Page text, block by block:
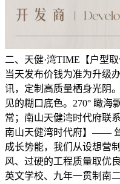
二、天健·湾TIME【户型
当天发布价钱为准为升级
讯，定制高质量栖身光阴
见的糊口底色。270° 瞰海
常；南山天健湾时代府联
南山天健湾时代府】——
成长势能，我们从设想营
风、过硬的工程质量取优
英文学校、九年一贯制南